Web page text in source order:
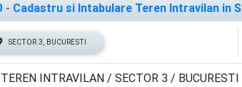
- Cadastru si Intabulare Teren Intravilan in
SECTOR 3, BUCURESTI
INTRAVILAN / SECTOR 3 / BUCURESTI